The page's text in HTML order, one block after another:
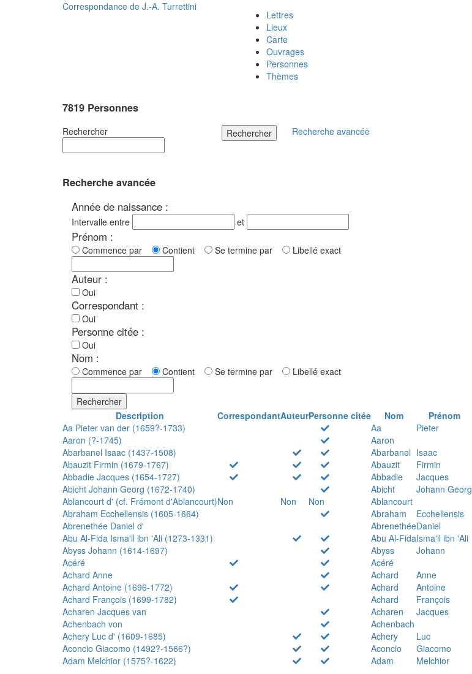
Correspondance de J.-A. Turrettini
Lettres
Lieux
Carte
Ouvrages
Personnes
Thèmes
7819 Personnes
Rechercher Rechercher Recherche avancée
Recherche avancée
Année de naissance :
Intervalle entre et
Prénom :
Commence par Contient Se termine par Libellé exact
Auteur :
Oui
Correspondant :
Oui
Personne citée :
Oui
Nom :
Commence par Contient Se termine par Libellé exact
Rechercher
Description
CorrespondantAuteurPersonne citée Nom
Prénom
Aa Pieter van der (1659?-1733)
Aa
Pieter
Aaron (?-1745)
Aaron
Abarbanel Isaac (1437-1508)
Abarbanel Isaac
Abauzit Firmin (1679-1767)
Abauzit
Firmin
Abbadie Jacques (1654-1727)
Abbadie
Jacques
Abicht Johann Georg (1672-1740)
Abicht
Johann Georg
Ablancourt d' (cf. Frémont d'Ablancourt)Non Non Non
Ablancourt
Abraham Ecchellensis (1605-1664)
Abraham
Ecchellensis
Abrenethée Daniel d'
AbrenethéeDaniel
Abu Al-Fida Isma'il ibn 'Ali (1273-1331)
Abu Al-FidaIsma'il ibn 'Ali
Abyss Johann (1614-1697)
Abyss
Johann
Acéré
Acéré
Achard Anne
Achard
Anne
Achard Antoine (1696-1772)
Achard
Antoine
Achard François (1699-1782)
Achard
François
Acharen Jacques van
Acharen
Jacques
Achenbach von
Achenbach
Achery Luc d' (1609-1685)
Achery
Luc
Aconcio Giacomo (1492?-1566?)
Aconcio
Giacomo
Adam Melchior (1575?-1622)
Adam
Melchior